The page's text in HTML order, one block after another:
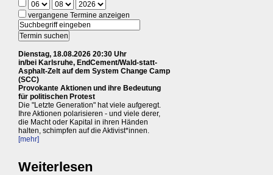
vergangene Termine anzeigen
Dienstag, 18.08.2026 20:30 Uhr
in/bei Karlsruhe, EndCement/Wald-statt-
Asphalt-Zelt auf dem System Change Camp
(SCC)
Provokante Aktionen und ihre Bedeutung
für politischen Protest
Die "Letzte Generation" hat viele aufgeregt.
Ihre Aktionen polarisieren - und viele derer,
die Macht oder Kapital in ihren Händen
halten, schimpfen auf die Aktivist*innen.
[mehr]
Weiterlesen